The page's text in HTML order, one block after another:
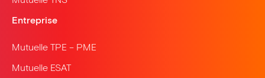
Entreprise
Mutuelle TPE – PME
Mutuelle ESAT